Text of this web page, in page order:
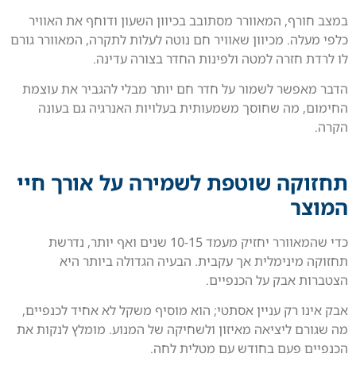
במצב חורף, המאוורר מסתובב בכיוון השעון ודוחף את האוויר
כלפי מעלה. מכיוון שאוויר חם נוטה לעלות לתקרה, המאוורר גורם
לו לרדת חזרה למטה ולפינות החדר בצורה עדינה.
הדבר מאפשר לשמור על חדר חם יותר מבלי להגביר את עוצמת
החימום, מה שחוסך משמעותית בעלויות האנרגיה גם בעונה
הקרה.
תחזוקה שוטפת לשמירה על אורך חיי
המוצר
כדי שהמאוורר יחזיק מעמד 10-15 שנים ואף יותר, נדרשת
תחזוקה מינימלית אך עקבית. הבעיה הגדולה ביותר היא
הצטברות אבק על הכנפיים.
אבק אינו רק עניין אסתטי; הוא מוסיף משקל לא אחיד לכנפיים,
מה שגורם ליציאה מאיזון ולשחיקה של המנוע. מומלץ לנקות את
הכנפיים פעם בחודש עם מטלית לחה.